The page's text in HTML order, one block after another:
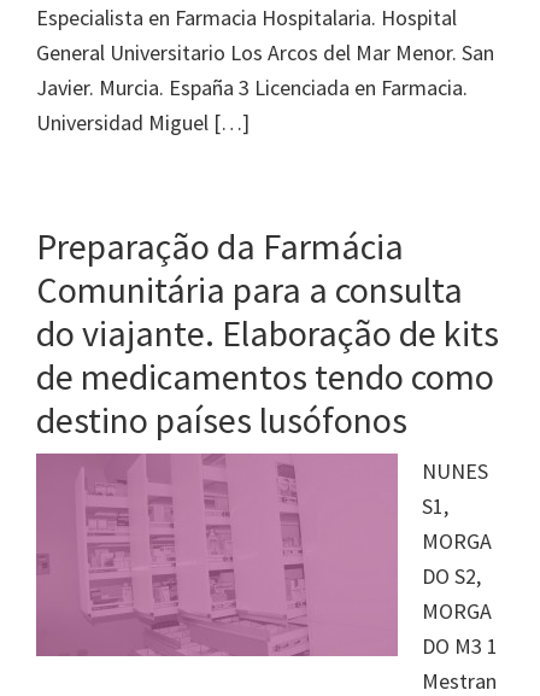
Especialista en Farmacia Hospitalaria. Hospital
General Universitario Los Arcos del Mar Menor. San
Javier. Murcia. España 3 Licenciada en Farmacia.
Universidad Miguel […]
Preparação da Farmácia
Comunitária para a consulta
do viajante. Elaboração de kits
de medicamentos tendo como
destino países lusófonos
NUNES
S1,
MORGA
DO S2,
MORGA
DO M3 1
Mestran